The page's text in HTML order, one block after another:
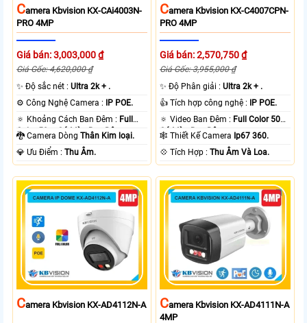
CAmera Kbvision KX-CAi4003N-
PRO 4MP
Giá bán: 3,003,000 ₫
Giá Gốc: 4,620,000 ₫
✨ Độ sắc nét :Ultra 2k + .
⚙ Công Nghệ Camera :
IP POE.
🔅 Khoảng Cách Ban Đêm : Full
Color 50m Có Màu Ban Ðêm.
🐉️ Camera DòngThân Kim loại.
️💎 Ưu Điểm :Thu Âm.
CAmera Kbvision KX-C4007CPN-
PRO 4MP
Giá bán: 2,570,750 ₫
Giá Gốc: 3,955,000 ₫
✨ Độ Phân giải :Ultra 2k + .
👍 Tích hợp công nghệ :
IP POE.
🔅 Video Ban Đêm : Full Color 50m
Có Màu Ban Ðêm.
🕸️ Thiết Kế Camera Ip67 360.
️💠 Tích Hợp :Thu Âm Và Loa.
CAmera Kbvision KX-AD4112N-A CAmera Kbvision KX-AD4111N-A
4MP